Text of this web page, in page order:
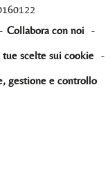
- Collabora con noi -
scelte sui cookie -
gestione e controllo